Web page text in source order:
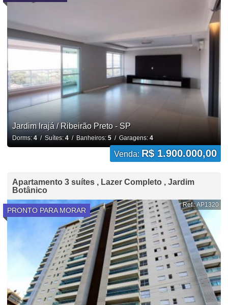
Jardim Irajá / Ribeirão Preto - SP
Dorms: 4/ Suítes: 4/ Banheiros: 5/ Garagens: 4
Venda: R$ 1.900.000,00
Apartamento 3 suítes , Lazer Completo , Jardim
Botânico
PRONTO PARA MORAR
Ref.: AP1320